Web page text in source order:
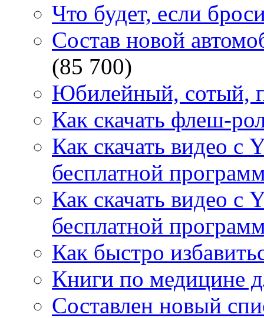
Что будет, если
Состав новой
(85 700)
Юбилейный, сотый,
Как скачать флеш-
Как скачать видео с
бесплатной
Как скачать видео с
бесплатной
Как быстро
Книги по медицине
Составлен новый